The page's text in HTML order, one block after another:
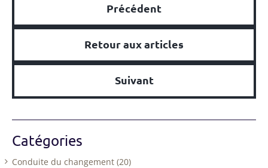
Précédent
Retour aux articles
Suivant
Catégories
Conduite du changement (20)